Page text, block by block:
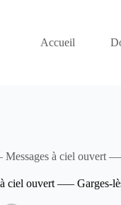
Accueil
à ciel ouvert
ciel ouvert —– Garges-